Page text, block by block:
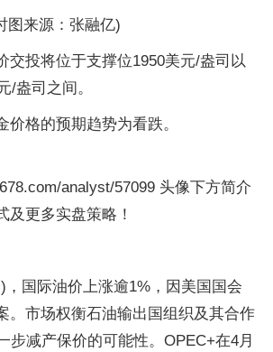
图来源：张融亿)
交投将位于支撑位1950美元/盎司以
/盎司之间。
价格的预期趋势为看跌。
analyst/57099 头像下方简介
及更多实盘策略！
，国际油价上涨逾1%，因美国国会
。市场权衡石油输出国组织及其合作
步减产保价的可能性。OPEC+在4月